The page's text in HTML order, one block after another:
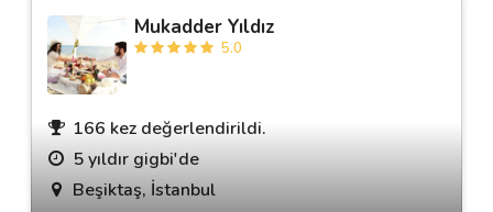
Mukadder Yıldız
5.0
166 kez değerlendirildi.
5 yıldır gigbi'de
Beşiktaş, İstanbul